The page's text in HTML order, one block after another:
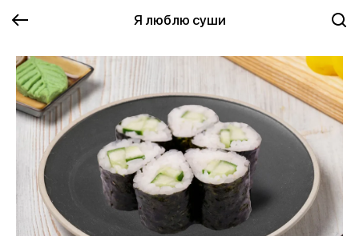
Я люблю суши